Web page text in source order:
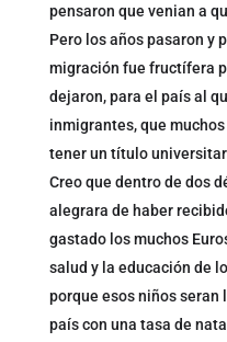
pensaron que venian a
Pero los años pasaron y
migración fue fructífera
dejaron, para el país al
inmigrantes, que
tener un título
Creo que dentro de dos
alegrara de haber
gastado los muchos
salud y la educación de
porque esos niños seran
país con una tasa de